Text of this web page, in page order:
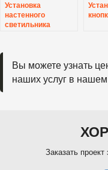
Установка
настенного
светильника
Вы можете узнать
наших услуг в нашем
Заказать